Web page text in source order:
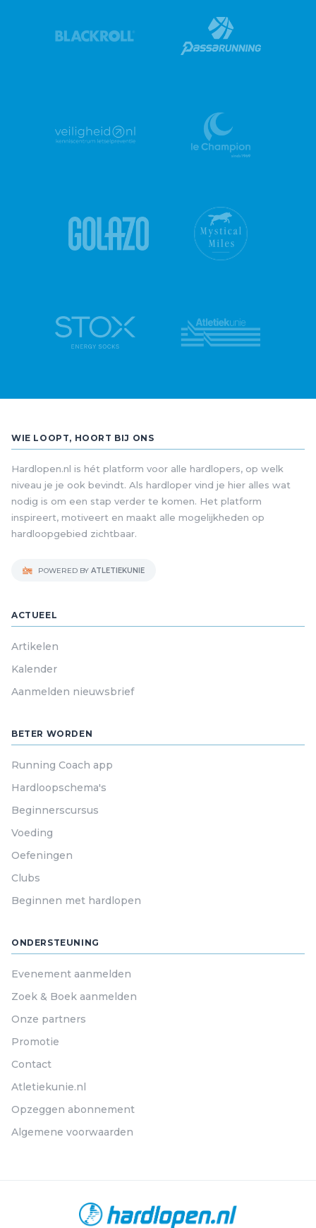
WIE LOOPT, HOORT BIJ ONS
Hardlopen.nl is hét platform voor alle hardlopers, op welk
niveau je je ook bevindt. Als hardloper vind je hier alles wat
nodig is om een stap verder te komen. Het platform
inspireert, motiveert en maakt alle mogelijkheden op
hardloopgebied zichtbaar.
POWERED BY ATLETIEKUNIE
ACTUEEL
Artikelen
Kalender
Aanmelden nieuwsbrief
BETER WORDEN
Running Coach app
Hardloopschema's
Beginnerscursus
Voeding
Oefeningen
Clubs
Beginnen met hardlopen
ONDERSTEUNING
Evenement aanmelden
Zoek & Boek aanmelden
Onze partners
Promotie
Contact
Atletiekunie.nl
Opzeggen abonnement
Algemene voorwaarden